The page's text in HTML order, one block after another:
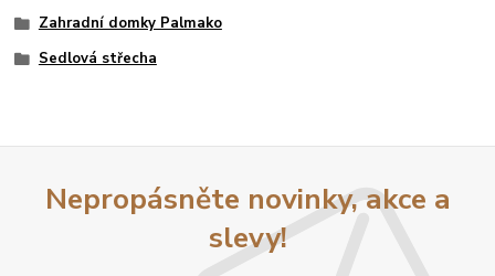
Zahradní domky Palmako
Sedlová střecha
Nepropásněte novinky, akce a
slevy!